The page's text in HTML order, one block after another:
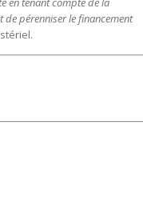
pérenniser le financement